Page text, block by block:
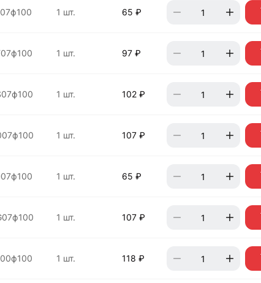
1 шт. 65 ₽
1 шт. 97 ₽
1 шт. 102 ₽
1 шт. 107 ₽
1 шт. 65 ₽
1 шт. 107 ₽
1 шт. 118 ₽